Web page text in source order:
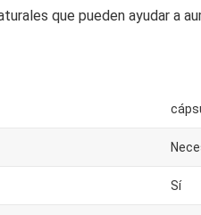
que pueden ayudar a
Sí